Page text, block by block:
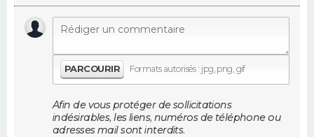
S'inscrire
Se connecter
Lycées
Collèges
Primaires
Universités
Entreprises
Service militaire
Avis de recherche
Bricolage
PARCOURIR Formats autorisés : jpg, png, gif
Afin de vous protéger de sollicitations
indésirables, les liens, numéros de téléphone ou
adresses mail sont interdits.